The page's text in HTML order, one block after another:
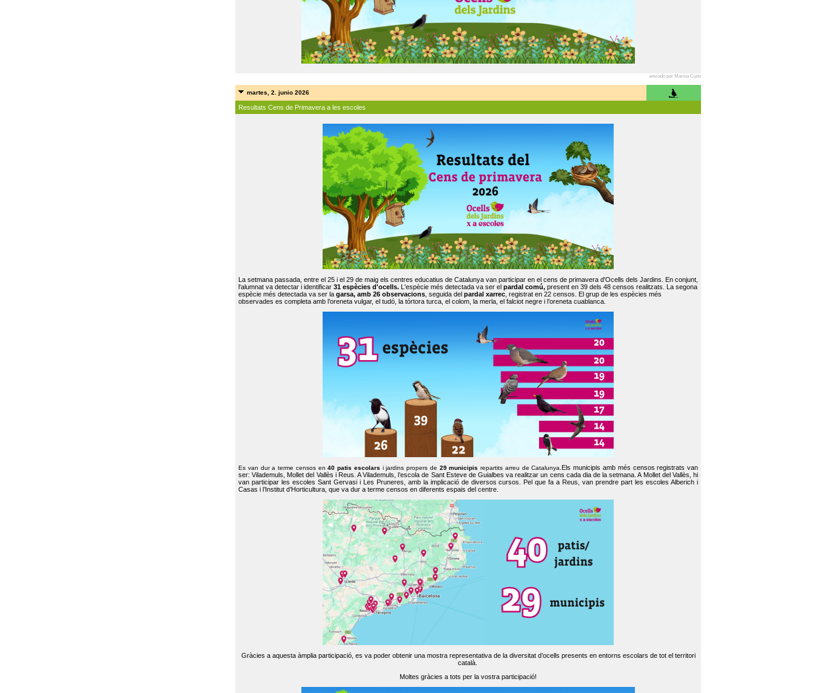
enviado por Marina Cuito
martes, 2. junio 2026
Resultats Cens de Primavera a les escoles
La setmana passada, entre el 25 i el 29 de maig els centres educatius de Catalunya van participar en el cens de primavera d'Ocells dels Jardins. En conjunt,
l'alumnat va detectar i identificar 31 espècies d'ocells. L'espècie més detectada va ser el pardal comú, present en 39 dels 48 censos realitzats. La segona
espècie més detectada va ser la garsa, amb 26 observacions , seguida del pardal xarrec , registrat en 22 censos. El grup de les espècies més
observades es completa amb l’oreneta vulgar, el tudó, la tórtora turca, el colom, la merla, el falciot negre i l’oreneta cuablanca.
Es van dur a terme censos en40 patis escolars i jardins propers de 29 municipis repartits arreu de Catalunya. Els municipis amb més censos registrats van
ser: Vilademuls, Mollet del Vallès i Reus. A Vilademuls, l’escola de Sant Esteve de Guialbes va realitzar un cens cada dia de la setmana. A Mollet del Vallès, hi
van participar les escoles Sant Gervasi i Les Pruneres, amb la implicació de diversos cursos. Pel que fa a Reus, van prendre part les escoles Alberich i
Casas i l’Institut d’Horticultura, que va dur a terme censos en diferents espais del centre.
Gràcies a aquesta àmplia participació, es va poder obtenir una mostra representativa de la diversitat d’ocells presents en entorns escolars de tot el territori
català.
Moltes gràcies a tots per la vostra participació!